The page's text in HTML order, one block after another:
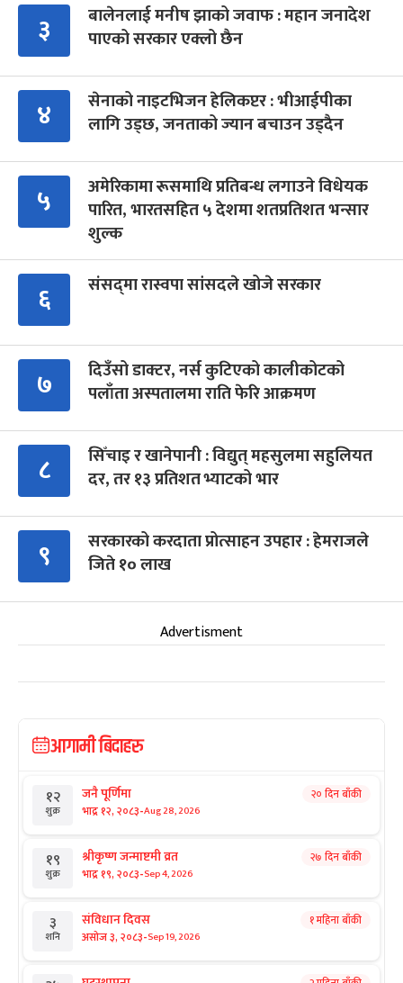
३
बालेनलाई मनीष झाको जवाफ : महान जनादेश
पाएको सरकार एक्लो छैन
४
सेनाको नाइटभिजन हेलिकप्टर : भीआईपीका
लागि उड्छ, जनताको ज्यान बचाउन उड्दैन
५
अमेरिकामा रूसमाथि प्रतिबन्ध लगाउने विधेयक
पारित, भारतसहित ५ देशमा शतप्रतिशत भन्सार
शुल्क
६ संसद्‍मा रास्वपा सांसदले खोजे सरकार
७
दिउँसो डाक्टर, नर्स कुटिएको कालीकोटको
पलाँता अस्पतालमा राति फेरि आक्रमण
८
सिँचाइ र खानेपानी : विद्युत् महसुलमा सहुलियत
दर, तर १३ प्रतिशत भ्याटको भार
९
सरकारको करदाता प्रोत्साहन उपहार : हेमराजले
जिते १० लाख
Advertisment
आगामी बिदाहरु
१२
शुक्र
जनै पूर्णिमा
भाद्र १२, २०८३-Aug 28, 2026
२० दिन बाँकी
१९
शुक्र
श्रीकृष्ण जन्माष्टमी व्रत
भाद्र १९, २०८३-Sep 4, 2026
२७ दिन बाँकी
३
शनि
संविधान दिवस
असोज ३, २०८३-Sep 19, 2026
१ महिना बाँकी